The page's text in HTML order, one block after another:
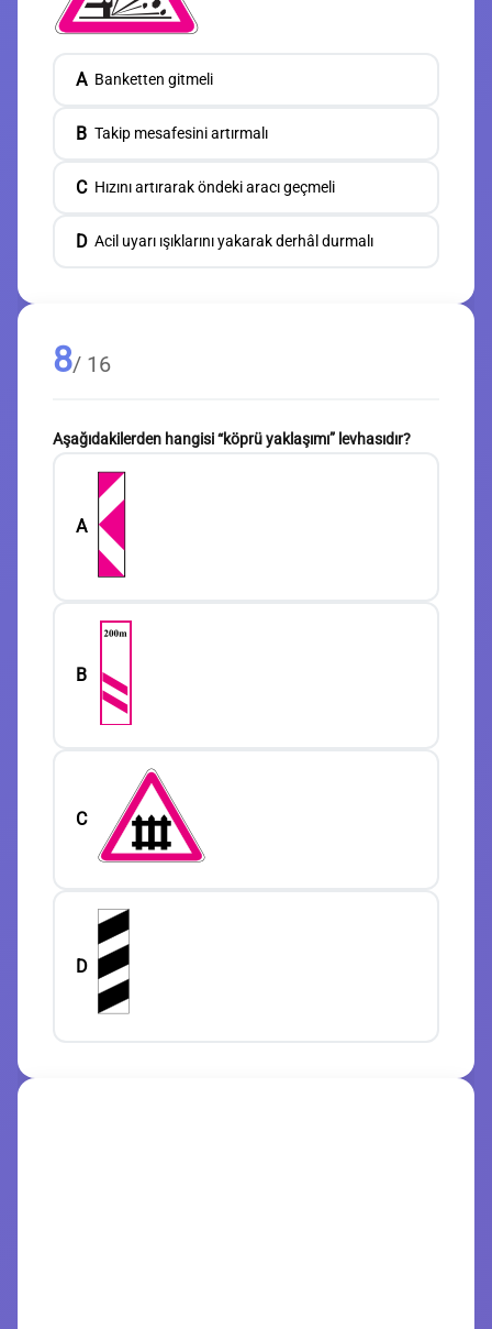
A Banketten gitmeli
B Takip mesafesini artırmalı
C Hızını artırarak öndeki aracı geçmeli
D Acil uyarı ışıklarını yakarak derhâl durmalı
8/ 16
Aşağıdakilerden hangisi “köprü yaklaşımı” levhasıdır?
A
B
C
D